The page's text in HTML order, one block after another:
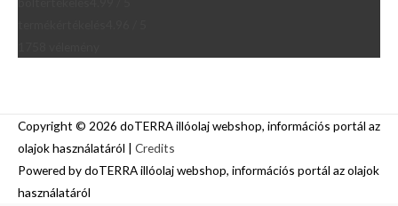
Copyright © 2026 doTERRA illóolaj webshop, információs portál az
olajok használatáról | Credits
Powered bydoTERRA illóolaj webshop, információs portál az olajok
használatáról